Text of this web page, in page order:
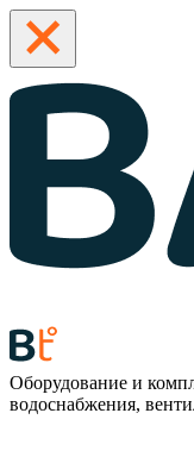
Оборудование и
водоснабжения,